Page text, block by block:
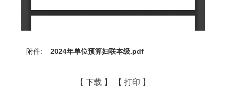
附件: 2024年单位预算妇联本级.pdf
【 下载 】 【 打印 】